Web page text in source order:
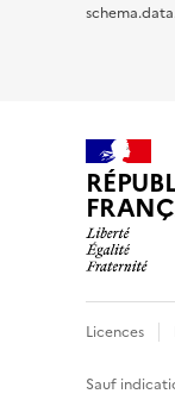
Licences
Sauf